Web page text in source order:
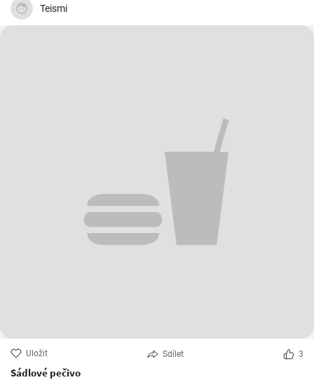
Teismi
Uložit Sdílet 3
Sádlové pečivo